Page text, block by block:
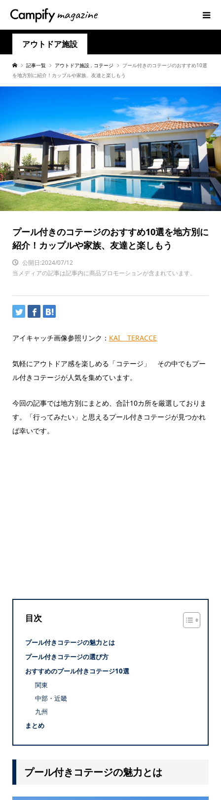
アウトドア施設
記事一覧 アウトドア施設 , コテージ
プール付きのコテージのおすすめ10選
を地方別に紹介！カップルや家族、友達と楽しもう
プール付きのコテージのおすすめ10選を地方別に
紹介！カップルや家族、友達と楽しもう
公開日:2024/07/12
当メディアの記事は記事内に商品プロモーションが含まれています。
アイキャッチ画像参照リンク： KAI TERACCE
気軽にアウトドア感を楽しめる「コテージ」 その中でもプー
ル付きコテージが人気を集めています。
今回の記事では地方別にまとめ、合計10カ所を厳選しておりま
す。「行ってみたい」と思えるプール付きコテージが見つかれ
ば幸いです。
目次
プール付きコテージの魅力とは
プール付きコテージの選び方
おすすめのプール付きコテージ10選
関東
中部・近畿
九州
まとめ
プール付きコテージの魅力とは